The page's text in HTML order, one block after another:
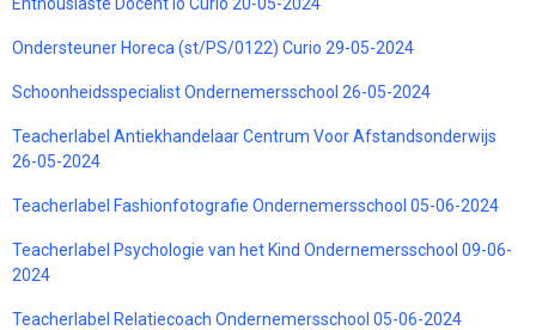
Ondersteuner Horeca (st/PS/0122) Curio 29-05-2024
Schoonheidsspecialist Ondernemersschool 26-05-2024
Teacherlabel Antiekhandelaar Centrum Voor Afstandsonderwijs
26-05-2024
Teacherlabel Fashionfotografie Ondernemersschool 05-06-2024
Teacherlabel Psychologie van het Kind Ondernemersschool 09-06-
2024
Teacherlabel Relatiecoach Ondernemersschool 05-06-2024